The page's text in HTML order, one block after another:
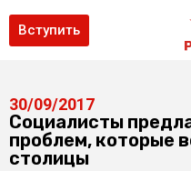
Вступить
30/09/2017
Социалисты
проблем, которые
столицы